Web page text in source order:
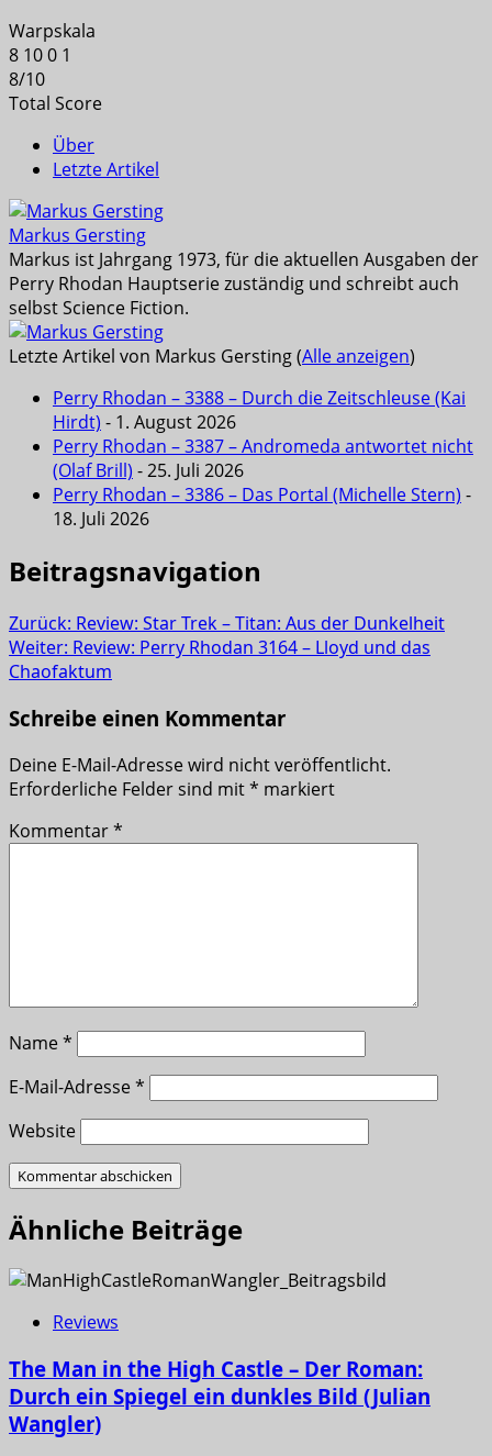
Warpskala
8 100 1
8/10
Total Score
Über
Letzte Artikel
Markus Gersting
Markus ist Jahrgang 1973, für die aktuellen Ausgaben der
Perry Rhodan Hauptserie zuständig und schreibt auch
selbst Science Fiction.
Letzte Artikel von Markus Gersting(Alle anzeigen)
Perry Rhodan – 3388 – Durch die Zeitschleuse (Kai
Hirdt) - 1. August 2026
Perry Rhodan – 3387 – Andromeda antwortet nicht
(Olaf Brill) - 25. Juli 2026
Perry Rhodan – 3386 – Das Portal (Michelle Stern) -
18. Juli 2026
Beitragsnavigation
Zurück: Review: Star Trek – Titan: Aus der Dunkelheit
Weiter: Review: Perry Rhodan 3164 – Lloyd und das
Chaofaktum
Schreibe einen Kommentar
Deine E-Mail-Adresse wird nicht veröffentlicht.
Erforderliche Felder sind mit* markiert
Kommentar*
Name*
E-Mail-Adresse*
Website
Ähnliche Beiträge
Reviews
The Man in the High Castle – Der Roman:
Durch ein Spiegel ein dunkles Bild (Julian
Wangler)